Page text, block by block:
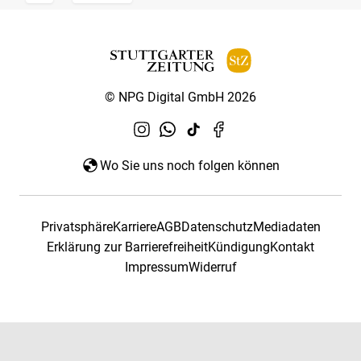
© NPG Digital GmbH 2026
Wo Sie uns noch folgen können
PrivatsphäreKarriereAGBDatenschutzMediadaten
Erklärung zur BarrierefreiheitKündigungKontakt
ImpressumWiderruf